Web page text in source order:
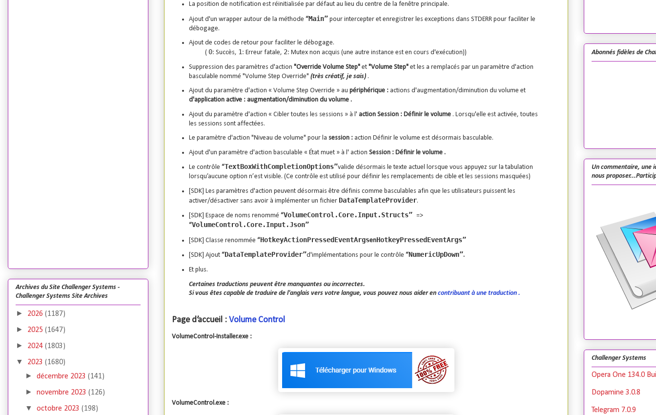
La position de notification est réinitialisée par défaut au lieu du centre de la fenêtre principale.
Ajout d'un wrapper autour de la méthode “Main” pour intercepter et enregistrer les exceptions dans STDERR pour faciliter le
débogage.
Ajout de codes de retour pour faciliter le débogage.
( 0: Succès, 1 : Erreur fatale, 2: Mutex non acquis (une autre instance est en cours d'exécution))
Suppression des paramètres d'action "Override Volume Step" et "Volume Step" et les a remplacés par un paramètre d'action
basculable nommé "Volume Step Override" (très créatif, je sais) .
Ajout du paramètre d'action « Volume Step Override » au périphérique : actions d'augmentation/diminution du volume et
d'application active : augmentation/diminution du volume .
Ajout du paramètre d'action « Cibler toutes les sessions » à l' action Session : Définir le volume . Lorsqu'elle est activée, toutes
les sessions sont affectées.
Le paramètre d'action "Niveau de volume" pour la session : action Définir le volume est désormais basculable.
Ajout d'un paramètre d'action basculable « État muet » à l' action Session : Définir le volume .
Le contrôle “TextBoxWithCompletionOptions”valide désormais le texte actuel lorsque vous appuyez sur la tabulation
lorsqu’aucune option n’est visible. (Ce contrôle est utilisé pour définir les remplacements de cible et les sessions masquées)
[SDK] Les paramètres d'action peuvent désormais être définis comme basculables afin que les utilisateurs puissent les
activer/désactiver sans avoir à implémenter un fichier DataTemplateProvider.
[SDK] Espace de noms renommé “VolumeControl.Core.Input.Structs” =>
“VolumeControl.Core.Input.Json”
[SDK] Classe renommée “HotkeyActionPressedEventArgsenHotkeyPressedEventArgs”
[SDK] Ajout “DataTemplateProvider”d'implémentations pour le contrôle “NumericUpDown”.
Et plus.
Certaines traductions peuvent être manquantes ou incorrectes.
Si vous êtes capable de traduire de l'anglais vers votre langue, vous pouvez nous aider en contribuant à une traduction .
Page d’accueil : Volume Control
VolumeControl-Installer.exe :
VolumeControl.exe :
Archives du Site Challenger Systems -
Challenger Systems Site Archives
► 2026 (1187)
► 2025 (1647)
► 2024 (1803)
▼ 2023 (1680)
►décembre 2023(141)
►novembre 2023(126)
▼octobre 2023(198)
Abonnés fidèles de
Un commentaire, une
nous
Challenger Systems
Opera One 134.0
Dopamine 3.0.8
Telegram 7.0.9